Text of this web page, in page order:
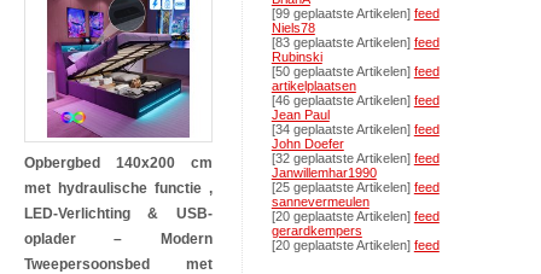
Opbergbed 140x200 cm
met hydraulische functie ,
LED-Verlichting & USB-
oplader – Modern
Tweepersoonsbed met
[99 geplaatste Artikelen] feed
Niels78
[83 geplaatste Artikelen] feed
Rubinski
[50 geplaatste Artikelen] feed
artikelplaatsen
[46 geplaatste Artikelen] feed
Jean Paul
[34 geplaatste Artikelen] feed
John Doefer
[32 geplaatste Artikelen] feed
Janwillemhar1990
[25 geplaatste Artikelen] feed
sannevermeulen
[20 geplaatste Artikelen] feed
gerardkempers
[20 geplaatste Artikelen] feed